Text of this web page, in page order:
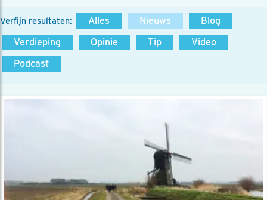
Verfijn resultaten: Alles Nieuws
Blog
Verdieping
Opinie Tip
Video
Podcast